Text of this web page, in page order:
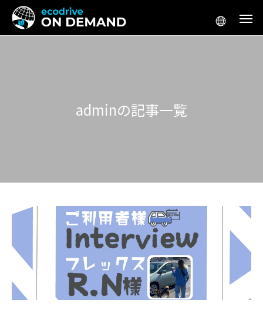
アメリカ生活／移住
テスラ「Supercharger for Business」
とは？店舗にスーパーチャージャーを設
置 駐車場4台から考えるEV充電集客
2026.07.08
アメリカ 車 リー
駐在員・留学生の
2026.04.28
adminの記事一覧